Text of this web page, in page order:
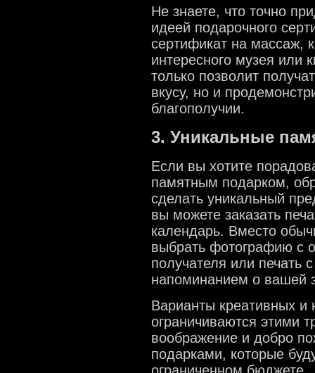
Не знаете, что точно
идеей подарочного
сертификат на массаж,
интересного музея или
только позволит
вкусу, но и
благополучии.
3. Уникальные
Если вы хотите
памятным подарком,
сделать уникальный
вы можете заказать
календарь. Вместо
выбрать фотографию с
получателя или печать
напоминанием о вашей
Варианты креативных и
ограничиваются этими
воображение и добро
подарками, которые